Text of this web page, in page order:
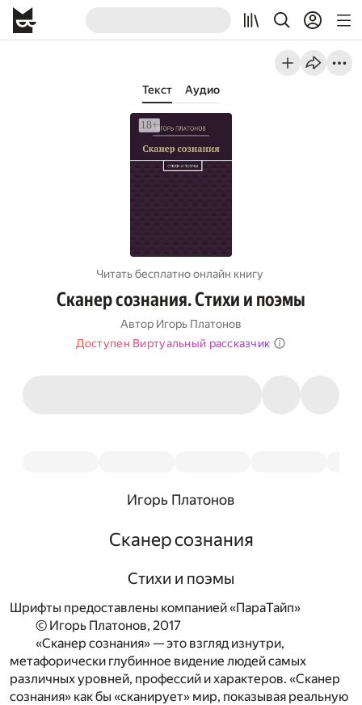
Текст Аудио
Читать бесплатно онлайн книгу
Сканер сознания. Стихи и поэмы
Автор Игорь Платонов
Доступен Виртуальный рассказчик
Игорь Платонов
Сканер сознания
Стихи и поэмы
Шрифты предоставлены компанией «ПараТайп»
© Игорь Платонов, 2017
«Сканер сознания» — это взгляд изнутри,
метафорически глубинное видение людей самых
различных уровней, профессий и характеров. «Сканер
сознания» как бы «сканирует» мир, показывая реальную